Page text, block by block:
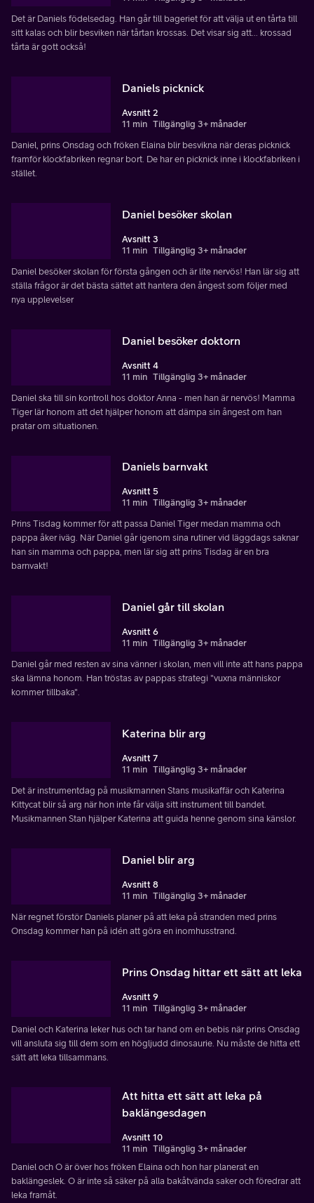
Det är Daniels födelsedag. Han går till bageriet för att välja ut en tårta till
sitt kalas och blir besviken när tårtan krossas. Det visar sig att... krossad
tårta är gott också!
Daniels picknick
Avsnitt 2
11 min Tillgänglig 3+ månader
Daniel, prins Onsdag och fröken Elaina blir besvikna när deras picknick
framför klockfabriken regnar bort. De har en picknick inne i klockfabriken i
stället.
Daniel besöker skolan
Avsnitt 3
11 min Tillgänglig 3+ månader
Daniel besöker skolan för första gången och är lite nervös! Han lär sig att
ställa frågor är det bästa sättet att hantera den ångest som följer med
nya upplevelser
Daniel besöker doktorn
Avsnitt 4
11 min Tillgänglig 3+ månader
Daniel ska till sin kontroll hos doktor Anna - men han är nervös! Mamma
Tiger lär honom att det hjälper honom att dämpa sin ångest om han
pratar om situationen.
Daniels barnvakt
Avsnitt 5
11 min Tillgänglig 3+ månader
Prins Tisdag kommer för att passa Daniel Tiger medan mamma och
pappa åker iväg. När Daniel går igenom sina rutiner vid läggdags saknar
han sin mamma och pappa, men lär sig att prins Tisdag är en bra
barnvakt!
Daniel går till skolan
Avsnitt 6
11 min Tillgänglig 3+ månader
Daniel går med resten av sina vänner i skolan, men vill inte att hans pappa
ska lämna honom. Han tröstas av pappas strategi "vuxna människor
kommer tillbaka".
Katerina blir arg
Avsnitt 7
11 min Tillgänglig 3+ månader
Det är instrumentdag på musikmannen Stans musikaffär och Katerina
Kittycat blir så arg när hon inte får välja sitt instrument till bandet.
Musikmannen Stan hjälper Katerina att guida henne genom sina känslor.
Daniel blir arg
Avsnitt 8
11 min Tillgänglig 3+ månader
När regnet förstör Daniels planer på att leka på stranden med prins
Onsdag kommer han på idén att göra en inomhusstrand.
Prins Onsdag hittar ett sätt att leka
Avsnitt 9
11 min Tillgänglig 3+ månader
Daniel och Katerina leker hus och tar hand om en bebis när prins Onsdag
vill ansluta sig till dem som en högljudd dinosaurie. Nu måste de hitta ett
sätt att leka tillsammans.
Att hitta ett sätt att leka på
baklängesdagen
Avsnitt 10
11 min Tillgänglig 3+ månader
Daniel och O är över hos fröken Elaina och hon har planerat en
baklängeslek. O är inte så säker på alla bakåtvända saker och föredrar att
leka framåt.